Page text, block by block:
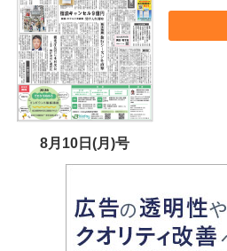
8月10日(月)号